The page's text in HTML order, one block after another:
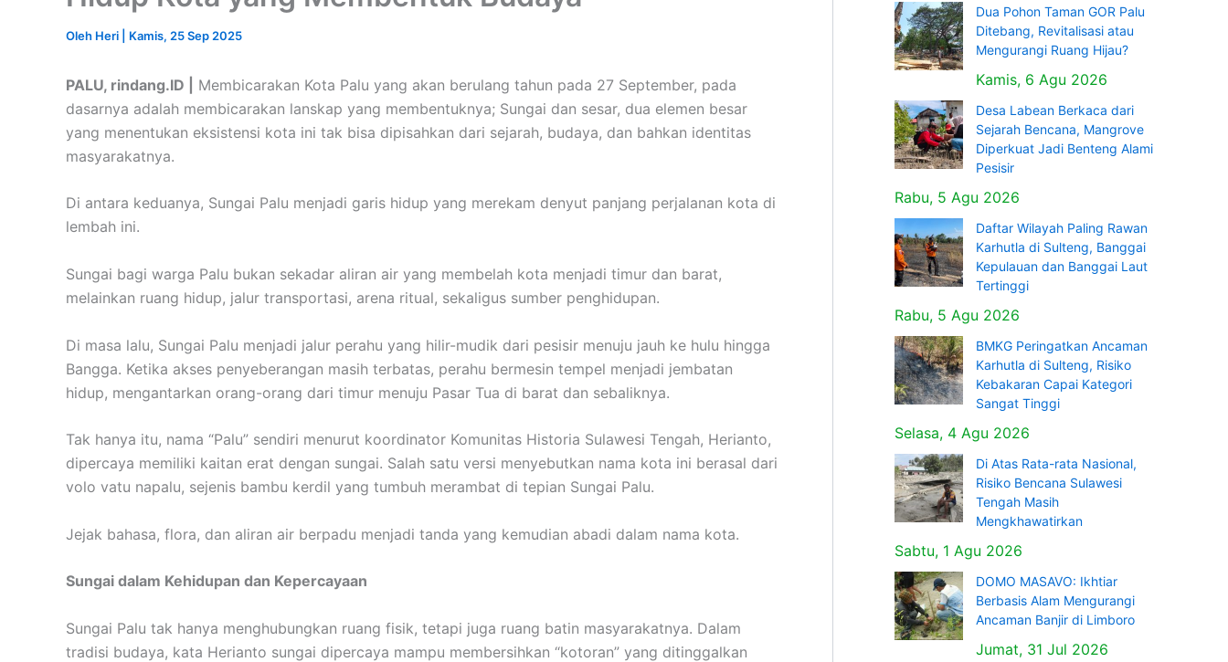
Oleh Heri Kamis, 25 Sep 2025
PALU, rindang.ID |
Membicarakan Kota Palu yang akan berulang tahun pada 27 September, pada
dasarnya adalah membicarakan lanskap yang membentuknya; Sungai dan sesar, dua elemen besar
yang menentukan eksistensi kota ini tak bisa dipisahkan dari sejarah, budaya, dan bahkan identitas
masyarakatnya.
Di antara keduanya, Sungai Palu menjadi garis hidup yang merekam denyut panjang perjalanan kota di
lembah ini.
Sungai bagi warga Palu bukan sekadar aliran air yang membelah kota menjadi timur dan barat,
melainkan ruang hidup, jalur transportasi, arena ritual, sekaligus sumber penghidupan.
Di masa lalu, Sungai Palu menjadi jalur perahu yang hilir-mudik dari pesisir menuju jauh ke hulu hingga
Bangga. Ketika akses penyeberangan masih terbatas, perahu bermesin tempel menjadi jembatan
hidup, mengantarkan orang-orang dari timur menuju Pasar Tua di barat dan sebaliknya.
Tak hanya itu, nama “Palu” sendiri menurut koordinator Komunitas Historia Sulawesi Tengah, Herianto,
dipercaya memiliki kaitan erat dengan sungai. Salah satu versi menyebutkan nama kota ini berasal dari
volo vatu napalu, sejenis bambu kerdil yang tumbuh merambat di tepian Sungai Palu.
Jejak bahasa, flora, dan aliran air berpadu menjadi tanda yang kemudian abadi dalam nama kota.
Sungai dalam Kehidupan dan Kepercayaan
Sungai Palu tak hanya menghubungkan ruang fisik, tetapi juga ruang batin masyarakatnya. Dalam
tradisi budaya, kata Herianto sungai dipercaya mampu membersihkan “kotoran” yang ditinggalkan
Dua Pohon Taman GOR Palu
Ditebang, Revitalisasi atau
Mengurangi Ruang Hijau?
Kamis, 6 Agu 2026
Desa Labean Berkaca dari
Sejarah Bencana, Mangrove
Diperkuat Jadi Benteng Alami
Pesisir
Rabu, 5 Agu 2026
Daftar Wilayah Paling Rawan
Karhutla di Sulteng, Banggai
Kepulauan dan Banggai Laut
Tertinggi
Rabu, 5 Agu 2026
BMKG Peringatkan Ancaman
Karhutla di Sulteng, Risiko
Kebakaran Capai Kategori
Sangat Tinggi
Selasa, 4 Agu 2026
Di Atas Rata-rata Nasional,
Risiko Bencana Sulawesi
Tengah Masih
Mengkhawatirkan
Sabtu, 1 Agu 2026
DOMO MASAVO: Ikhtiar
Berbasis Alam Mengurangi
Ancaman Banjir di Limboro
Jumat, 31 Jul 2026